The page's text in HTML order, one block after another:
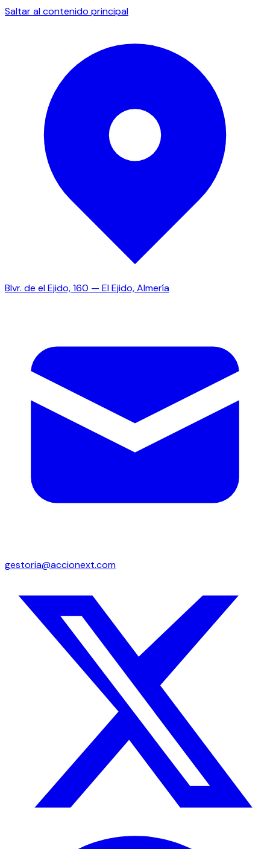
Saltar al contenido principal
Blvr. de el Ejido, 160 — El Ejido, Almería
gestoria@accionext.com